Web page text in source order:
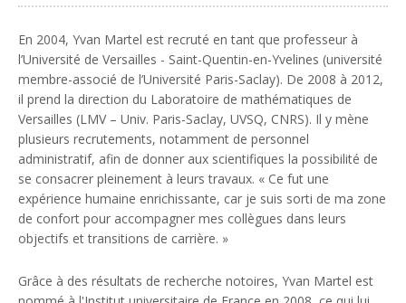
En 2004, Yvan Martel est recruté en tant que professeur à
l’Université de Versailles - Saint-Quentin-en-Yvelines (université
membre-associé de l’Université Paris-Saclay). De 2008 à 2012,
il prend la direction du Laboratoire de mathématiques de
Versailles (LMV – Univ. Paris-Saclay, UVSQ, CNRS). Il y mène
plusieurs recrutements, notamment de personnel
administratif, afin de donner aux scientifiques la possibilité de
se consacrer pleinement à leurs travaux. « Ce fut une
expérience humaine enrichissante, car je suis sorti de ma zone
de confort pour accompagner mes collègues dans leurs
objectifs et transitions de carrière. »
Grâce à des résultats de recherche notoires, Yvan Martel est